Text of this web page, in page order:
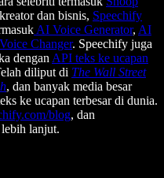
dan bisnis, Speechify
AI Voice Generator, AI
Changer. Speechify juga
dengan API teks ke ucapan
diliput di The Wall Street
, dan banyak media besar
ke ucapan terbesar di dunia.
blog, dan
lanjut.